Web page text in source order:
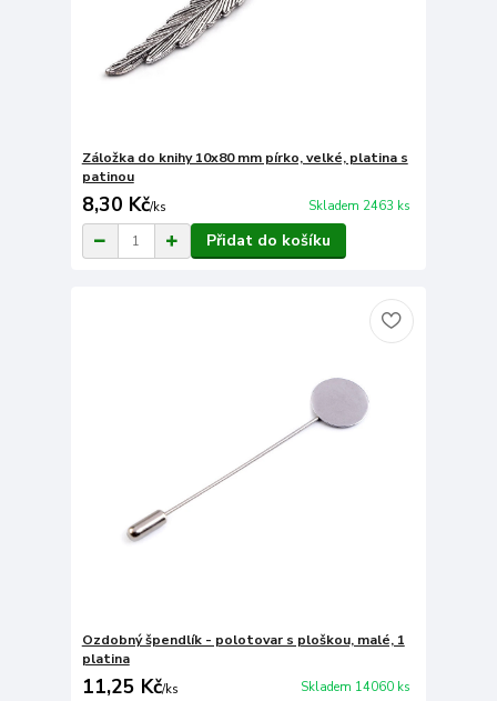
Záložka do knihy 10x80 mm pírko, velké, platina s
patinou
8,30 Kč/ks Skladem 2463 ks
Přidat do košíku
Ozdobný špendlík - polotovar s ploškou, malé, 1
platina
11,25 Kč/ks Skladem 14060 ks